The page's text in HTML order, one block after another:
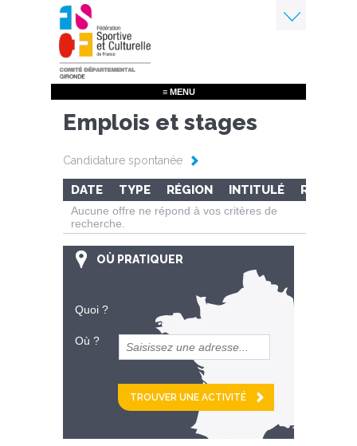
Aller
au
contenu
principal
≡ MENU
Emplois et stages
Candidature spontanée
DATE TYPE RÉGION INTITULÉ RÉF.
Aucune offre ne répond à vos critères de
recherche.
OÙ PRATIQUER
Quoi ?
Où ?
et
km alentour